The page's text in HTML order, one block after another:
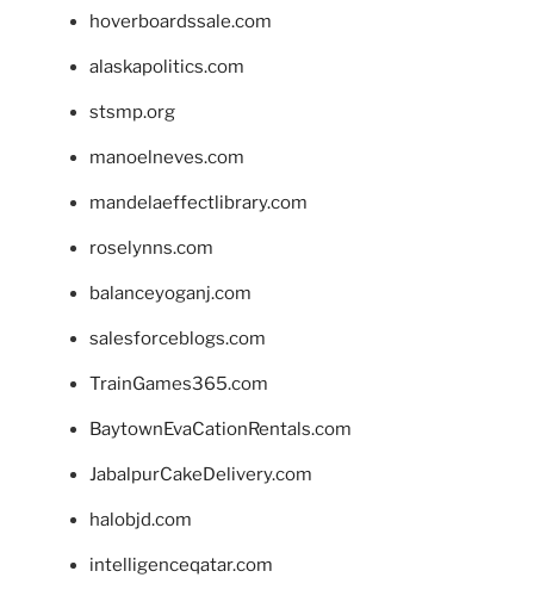
hoverboardssale.com
alaskapolitics.com
stsmp.org
manoelneves.com
mandelaeffectlibrary.com
roselynns.com
balanceyoganj.com
salesforceblogs.com
TrainGames365.com
BaytownEvaCationRentals.com
JabalpurCakeDelivery.com
halobjd.com
intelligenceqatar.com